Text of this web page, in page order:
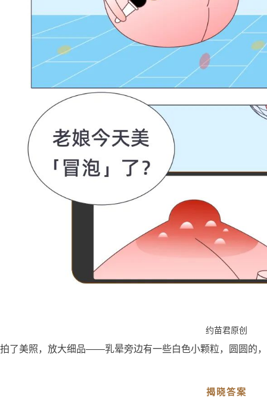
约苗君原创
拍了美照，放大细品——乳晕旁边有一些白色小颗粒，圆圆的
揭晓答案